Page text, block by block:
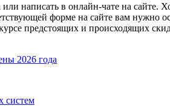
написать в онлайн-чате на сайте.
форме на сайте вам нужно
предстоящих и происходящих
2026 года
систем